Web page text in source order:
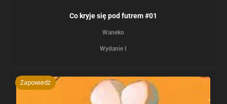
Co kryje się pod futrem #01
Waneko
Wydanie I
Zapowiedź